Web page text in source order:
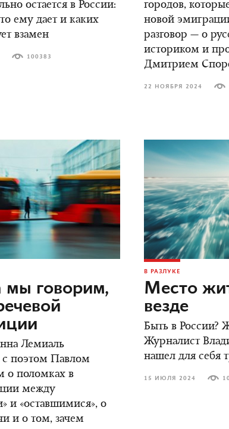
остается в России:
ему дает и каких
взамен
100383
городов,
новой
разговор — о
историком и
Дмитрием
22 НОЯБРЯ 2024
мы говорим,
Лемиаль
с поэтом Павлом
о поломках в
между
и «оставшимися», о
и о том, зачем
В РАЗЛУКЕ
Место
везде
Быть в России?
Журналист
нашел для себя
15 ИЮЛЯ 2024